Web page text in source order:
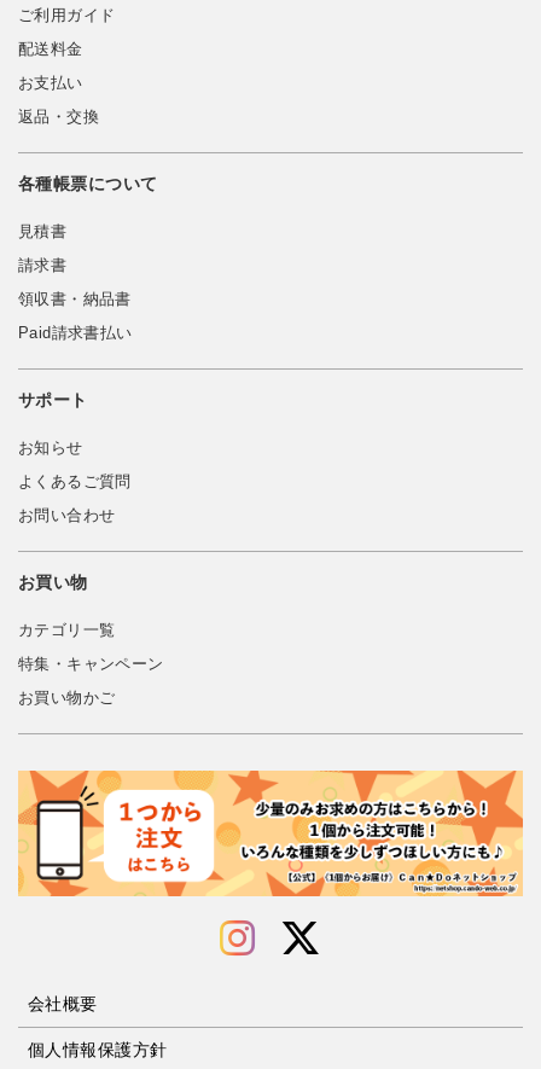
ご利用ガイド
配送料金
お支払い
返品・交換
各種帳票について
見積書
請求書
領収書・納品書
Paid請求書払い
サポート
お知らせ
よくあるご質問
お問い合わせ
お買い物
カテゴリ一覧
特集・キャンペーン
お買い物かご
会社概要
個人情報保護方針